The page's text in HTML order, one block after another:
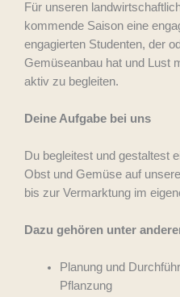
Für unseren
kommende Saison eine
engagierten Studenten, der
Gemüseanbau hat und Lust
aktiv zu begleiten.
Deine Aufgabe bei uns
Du begleitest und gestaltest
Obst und Gemüse auf
bis zur Vermarktung im
Dazu gehören unter
Planung und
Pflanzung